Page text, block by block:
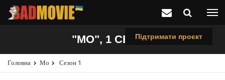
Підтримати проєкт
"МО", 1 СЕЗОН
Головна Мо Сезон 1